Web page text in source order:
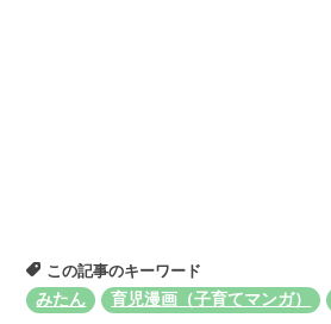
この記事のキーワード
みたん
育児漫画（子育てマンガ）